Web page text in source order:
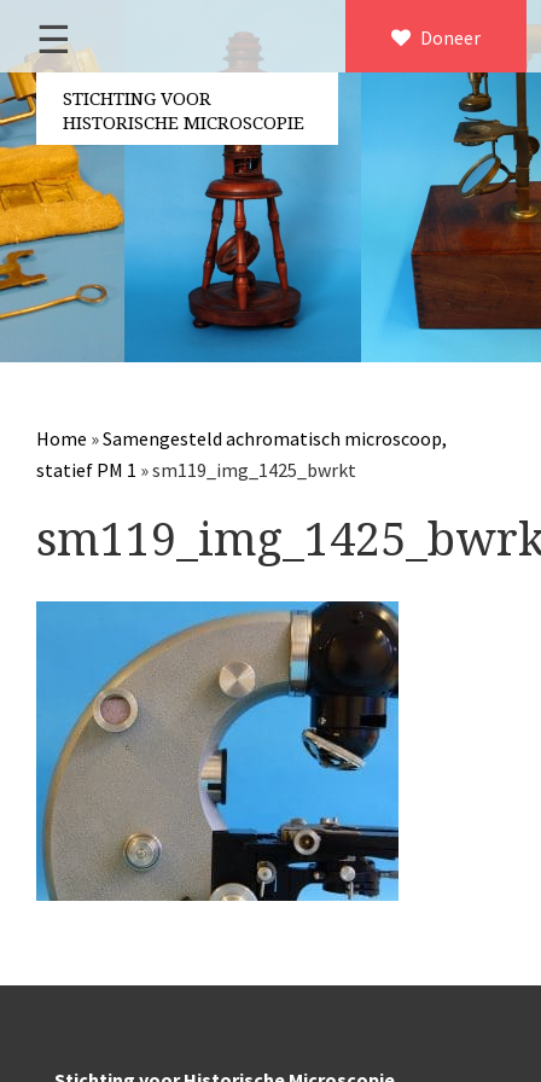
×
Home
Over ons
Contact
Bestuur
Vrijwilligers
Partners
Jaarverslagen
Microscopen
Overige optische instrumenten
Elektrische meetapparatuur
Boeken
Divers
Makers
Images
Culpeper (ca. 1735)
Cuff (ca. 1745)
volgens Culpeper (1750-1780)
‘Jones’ most improved type’ (1800-1830)
Doneer
☰
STICHTING VOOR
HISTORISCHE MICROSCOPIE
Home »Samengesteld achromatisch microscoop,
statief PM 1 »sm119_img_1425_bwrkt